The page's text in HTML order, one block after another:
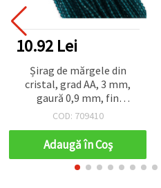
10.92 Lei
Șirag de mărgele din
cristal, grad AA, 3 mm,
gaură 0,9 mm, fin
fațetate, turcoaz închis,
bijuterii handmade
COD: 709410
Adaugă în Coş